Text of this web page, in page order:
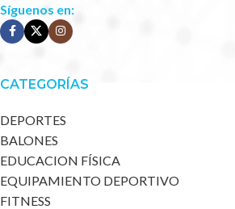
Síguenos en:
CATEGORÍAS
DEPORTES
BALONES
EDUCACION FÍSICA
EQUIPAMIENTO DEPORTIVO
FITNESS